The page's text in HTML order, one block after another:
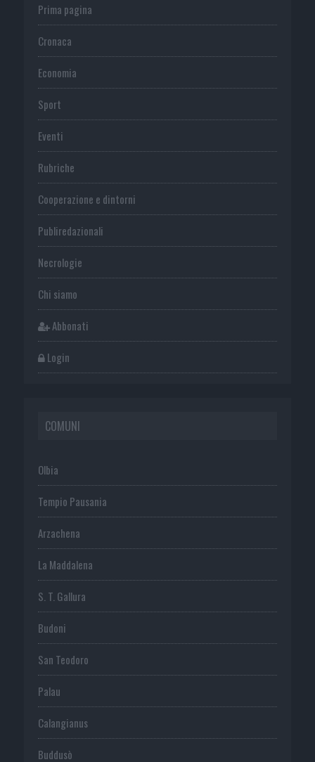
Prima pagina
Cronaca
Economia
Sport
Eventi
Rubriche
Cooperazione e dintorni
Publiredazionali
Necrologie
Chi siamo
Abbonati
Login
COMUNI
Olbia
Tempio Pausania
Arzachena
La Maddalena
S. T. Gallura
Budoni
San Teodoro
Palau
Calangianus
Buddusò